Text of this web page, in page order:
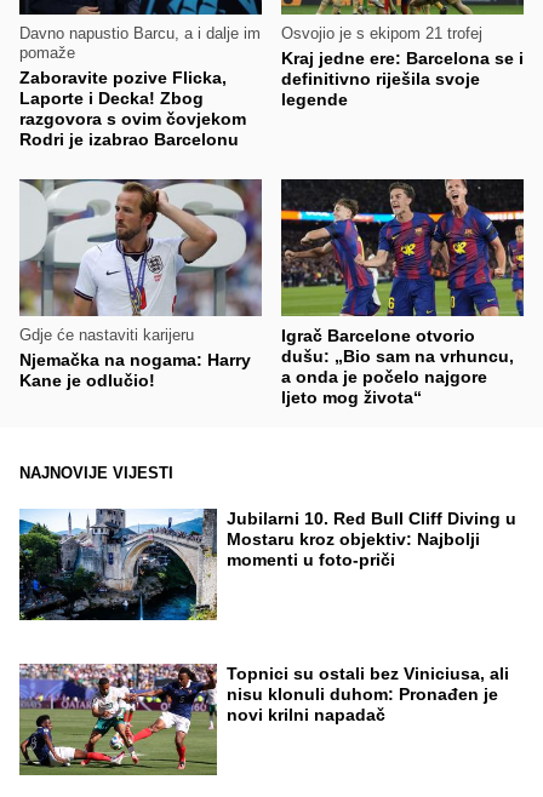
Davno napustio Barcu, a i dalje im
pomaže
Zaboravite pozive Flicka,
Laporte i Decka! Zbog
razgovora s ovim čovjekom
Rodri je izabrao Barcelonu
Osvojio je s ekipom 21 trofej
Kraj jedne ere: Barcelona se i
definitivno riješila svoje
legende
Gdje će nastaviti karijeru
Njemačka na nogama: Harry
Kane je odlučio!
Igrač Barcelone otvorio
dušu: „Bio sam na vrhuncu,
a onda je počelo najgore
ljeto mog života“
NAJNOVIJE VIJESTI
Jubilarni 10. Red Bull Cliff Diving u
Mostaru kroz objektiv: Najbolji
momenti u foto-priči
Topnici su ostali bez Viniciusa, ali
nisu klonuli duhom: Pronađen je
novi krilni napadač